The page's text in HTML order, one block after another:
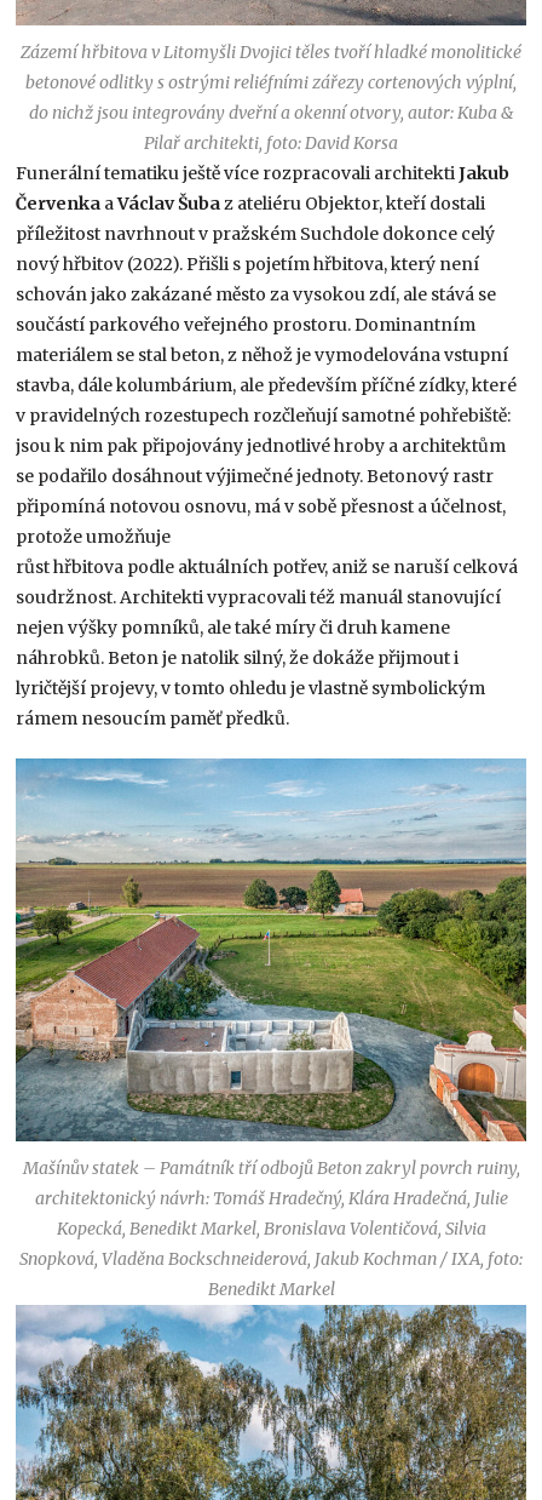
Zázemí hřbitova v Litomyšli Dvojici těles tvoří hladké monolitické
betonové odlitky s ostrými reliéfními zářezy cortenových výplní,
do nichž jsou integrovány dveřní a okenní otvory, autor: Kuba &
Pilař architekti, foto: David Korsa
Funerální tematiku ještě více rozpracovali architektiJakub
Červenka aVáclav Šubaz ateliéru Objektor, kteří dostali
příležitost navrhnout v pražském Suchdole dokonce celý
nový hřbitov (2022). Přišli s pojetím hřbitova, který není
schován jako zakázané město za vysokou zdí, ale stává se
součástí parkového veřejného prostoru. Dominantním
materiálem se stal beton, z něhož je vymodelována vstupní
stavba, dále kolumbárium, ale především příčné zídky, které
v pravidelných rozestupech rozčleňují samotné pohřebiště:
jsou k nim pak připojovány jednotlivé hroby a architektům
se podařilo dosáhnout výjimečné jednoty. Betonový rastr
připomíná notovou osnovu, má v sobě přesnost a účelnost,
protože umožňuje
růst hřbitova podle aktuálních potřev, aniž se naruší celková
soudržnost. Architekti vypracovali též manuál stanovující
nejen výšky pomníků, ale také míry či druh kamene
náhrobků. Beton je natolik silný, že dokáže přijmout i
lyričtější projevy, v tomto ohledu je vlastně symbolickým
rámem nesoucím paměť předků.
Mašínův statek – Památník tří odbojů Beton zakryl povrch ruiny,
architektonický návrh: Tomáš Hradečný, Klára Hradečná, Julie
Kopecká, Benedikt Markel, Bronislava Volentičová, Silvia
Snopková, Vladěna Bockschneiderová, Jakub Kochman / IXA, foto:
Benedikt Markel